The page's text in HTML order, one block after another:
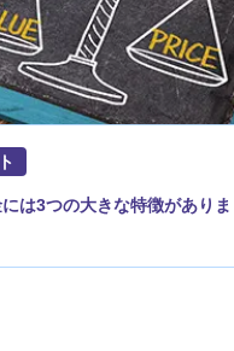
は3つの大きな特徴がありま